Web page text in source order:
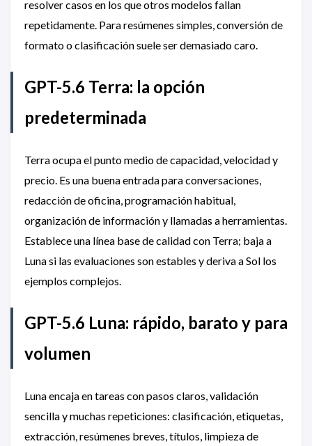
resolver casos en los que otros modelos fallan
repetidamente. Para resúmenes simples, conversión de
formato o clasificación suele ser demasiado caro.
GPT-5.6 Terra: la opción
predeterminada
Terra ocupa el punto medio de capacidad, velocidad y
precio. Es una buena entrada para conversaciones,
redacción de oficina, programación habitual,
organización de información y llamadas a herramientas.
Establece una línea base de calidad con Terra; baja a
Luna si las evaluaciones son estables y deriva a Sol los
ejemplos complejos.
GPT-5.6 Luna: rápido, barato y para
volumen
Luna encaja en tareas con pasos claros, validación
sencilla y muchas repeticiones: clasificación, etiquetas,
extracción, resúmenes breves, títulos, limpieza de